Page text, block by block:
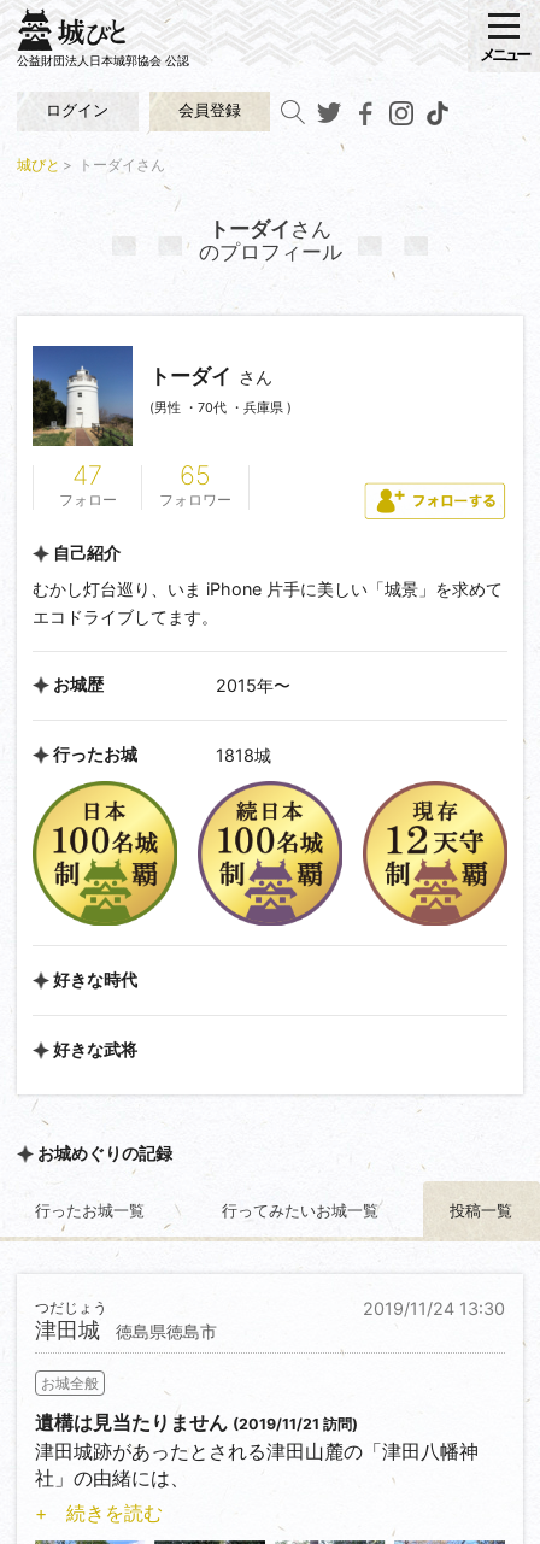
公益財団法人日本城郭協会 公認
ログイン 会員登録
メニュー
城びと トーダイさん
トーダイ さん
のプロフィール
トーダイ さん
(男性 ・70代 ・兵庫県 )
47
フォロー
65
フォロワー
自己紹介
むかし灯台巡り、いま iPhone 片手に美しい「城景」を求めて
エコドライブしてます。
お城歴 2015年〜
行ったお城 1818城
好きな時代
好きな武将
お城めぐりの記録
行ったお城一覧 行ってみたいお城一覧 投稿一覧
2019/11/24 13:30
津田城
つだじょう
徳島県徳島市
お城全般
遺構は見当たりません (2019/11/21 訪問)
津田城跡があったとされる津田山麓の「津田八幡神
社」の由緒には、
（本社は）往昔には津田山上に鎮座、津田塁の城主桑
+ 続きを読む